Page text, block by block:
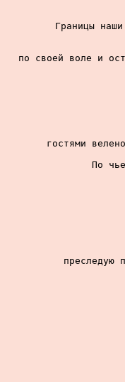
Границы
по своей воле и
гостями
По
преследую